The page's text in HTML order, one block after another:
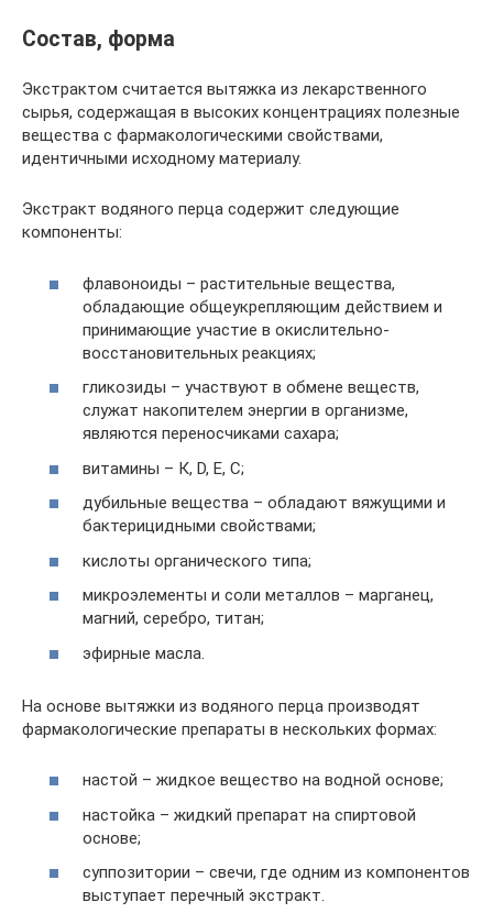
Состав, форма
Экстрактом считается вытяжка из лекарственного
сырья, содержащая в высоких концентрациях полезные
вещества с фармакологическими свойствами,
идентичными исходному материалу.
Экстракт водяного перца содержит следующие
компоненты:
флавоноиды – растительные вещества,
обладающие общеукрепляющим действием и
принимающие участие в окислительно-
восстановительных реакциях;
гликозиды – участвуют в обмене веществ,
служат накопителем энергии в организме,
являются переносчиками сахара;
витамины – К, D, Е, С;
дубильные вещества – обладают вяжущими и
бактерицидными свойствами;
кислоты органического типа;
микроэлементы и соли металлов – марганец,
магний, серебро, титан;
эфирные масла.
На основе вытяжки из водяного перца производят
фармакологические препараты в нескольких формах:
настой – жидкое вещество на водной основе;
настойка – жидкий препарат на спиртовой
основе;
суппозитории – свечи, где одним из компонентов
выступает перечный экстракт.